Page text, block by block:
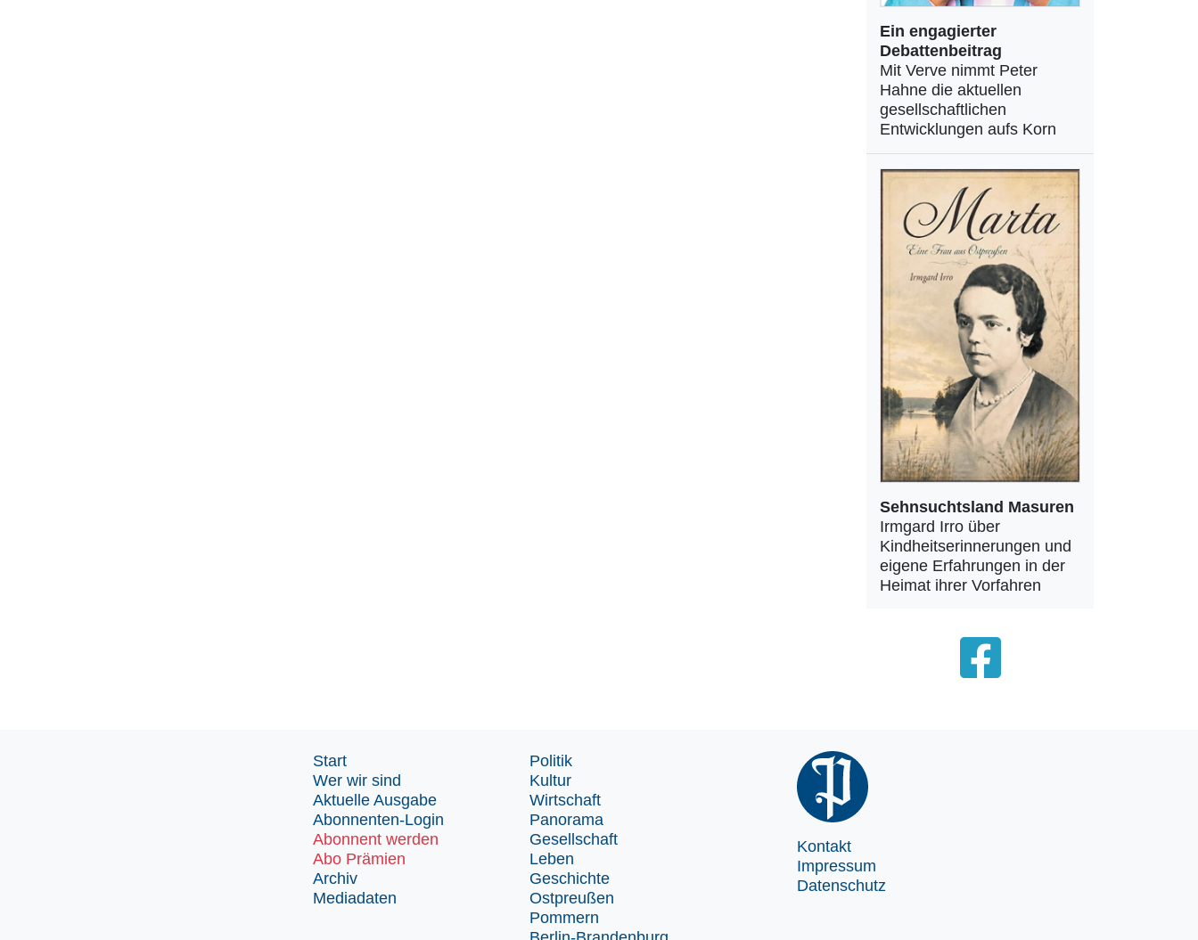
Ein engagierter
Debattenbeitrag
Mit Verve nimmt Peter
Hahne die aktuellen
gesellschaftlichen
Entwicklungen aufs Korn
Sehnsuchtsland Masuren
Irmgard Irro über
Kindheitserinnerungen und
eigene Erfahrungen in der
Heimat ihrer Vorfahren
Start
Wer wir sind
Aktuelle Ausgabe
Abonnenten-Login
Abonnent werden
Abo Prämien
Archiv
Mediadaten
Politik
Kultur
Wirtschaft
Panorama
Gesellschaft
Leben
Geschichte
Ostpreußen
Pommern
Kontakt
Impressum
Datenschutz